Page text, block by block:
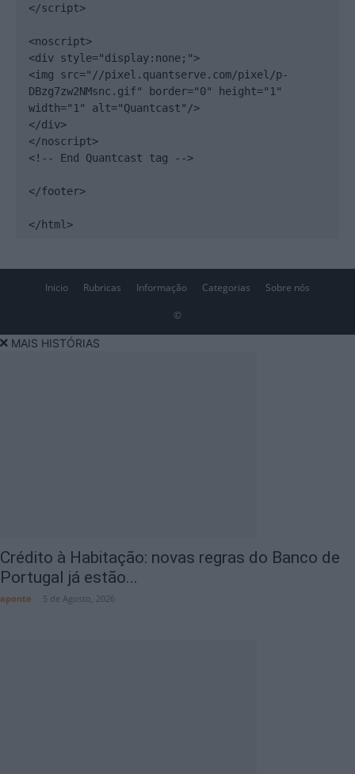
</script>
<noscript>
<div style="display:none;">
<img src="//pixel.quantserve.com/pixel/p-
DBzg7zw2NMsnc.gif" border="0" height="1"
width="1" alt="Quantcast"/>
</div>
</noscript>
<!-- End Quantcast tag -->
</footer>
</html>
Inicio Rubricas Informação Categorias Sobre nós
©
MAIS HISTÓRIAS
Crédito à Habitação: novas regras do Banco de
Portugal já estão...
aponte 5 de Agosto, 2026